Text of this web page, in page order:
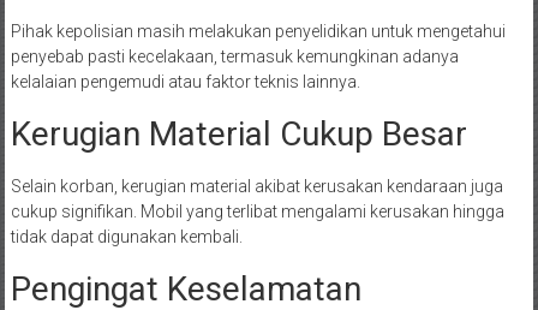
Pihak kepolisian masih melakukan penyelidikan untuk mengetahui
penyebab pasti kecelakaan, termasuk kemungkinan adanya
kelalaian pengemudi atau faktor teknis lainnya.
Kerugian Material Cukup Besar
Selain korban, kerugian material akibat kerusakan kendaraan juga
cukup signifikan. Mobil yang terlibat mengalami kerusakan hingga
tidak dapat digunakan kembali.
Pengingat Keselamatan